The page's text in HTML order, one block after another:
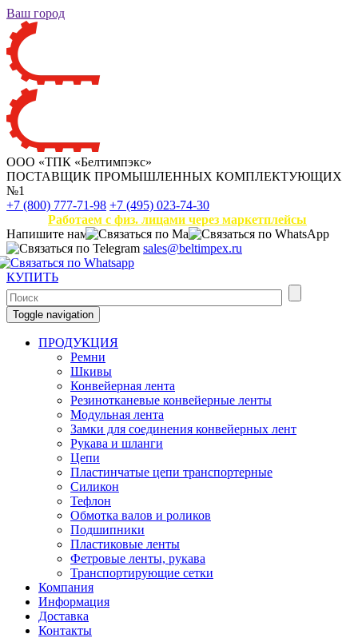
Ваш город
ООО «ТПК «Белтимпэкс»
ПОСТАВЩИК ПРОМЫШЛЕННЫХ КОМПЛЕКТУЮЩИХ
№1
+7 (800) 777-71-98 +7 (495) 023-74-30
Работаем с физ. лицами через маркетплейсы
Напишите нам
sales@beltimpex.ru
КУПИТЬ
Toggle navigation
ПРОДУКЦИЯ
Ремни
Шкивы
Конвейерная лента
Резинотканевые конвейерные ленты
Модульная лента
Замки для соединения конвейерных лент
Рукава и шланги
Цепи
Пластинчатые цепи транспортерные
Силикон
Тефлон
Обмотка валов и роликов
Подшипники
Пластиковые ленты
Фетровые ленты, рукава
Транспортирующие сетки
Компания
Информация
Доставка
Контакты